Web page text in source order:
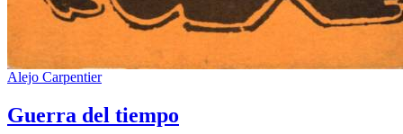
Alejo Carpentier
Guerra del tiempo